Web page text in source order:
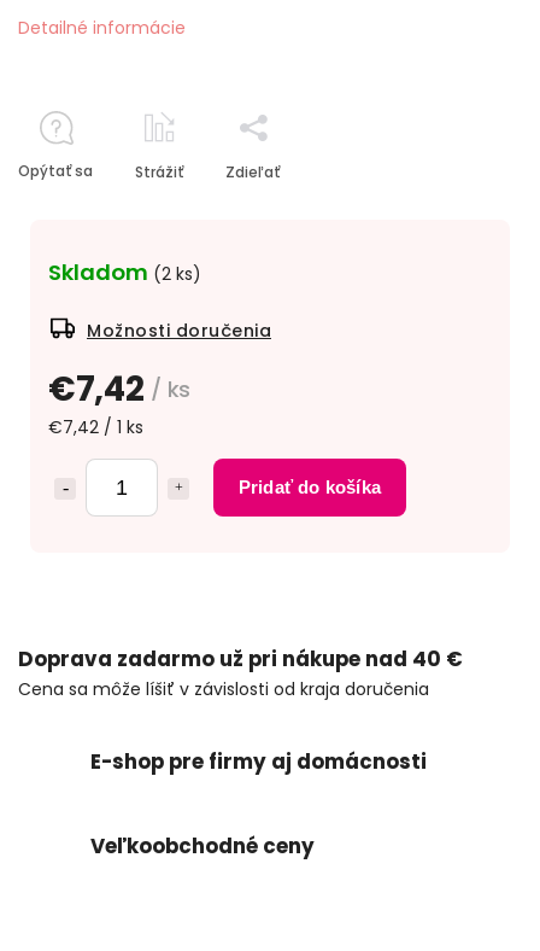
€7,42 / ks
€7,42 / 1 ks
Pridať do košíka
Skladom (2 ks)
Možnosti doručenia
Detailné informácie
Opýtať sa Strážiť Zdieľať
Doprava zadarmo už pri nákupe nad 40 €
Cena sa môže líšiť v závislosti od kraja doručenia
E-shop pre firmy aj domácnosti
Veľkoobchodné ceny